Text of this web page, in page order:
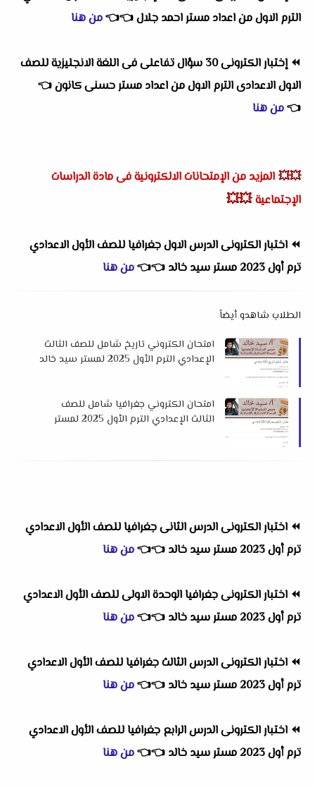
الترم الاولمن اعداد مستر احمد جلال👈
👈من هنا
⏪
إختبار الكترونى 30 سؤال تفاعلى فى اللغة الانجليزية للصف
الاول الاعدادى الترم الاولمن اعداد مستر حسنى كانون👈
👈من هنا
💥💥 المزيد من الإمتحانات الالكترونية فى مادة الدراسات
الإجتماعية 💥💥
⏪ اختبار الكترونى الدرس الاول جغرافيا للصف الأول الاعدادي
ترم أول 2023 مستر سيد خالد
👈
👈من هنا
الطلاب شاهدو أيضاً
امتحان الكتروني تاريخ شامل للصف الثالث
الإعدادي الترم الأول 2025 لمستر سيد خالد
امتحان الكتروني جغرافيا شامل للصف
الثالث الإعدادي الترم الأول 2025 لمستر
⏪ اختبار الكترونى الدرس الثانى جغرافيا للصف الأول الاعدادي
ترم أول 2023 مستر سيد خالد
👈
👈من هنا
⏪ اختبار الكترونى جغرافيا الوحدة الاولى للصف الأول الاعدادي
ترم أول 2023 مستر سيد خالد
👈
👈من هنا
⏪ اختبار الكترونى الدرس الثالث جغرافيا للصف الأول الاعدادي
ترم أول 2023 مستر سيد خالد
👈
👈من هنا
⏪ اختبار الكترونى الدرس الرابع جغرافيا للصف الأول الاعدادي
ترم أول 2023 مستر سيد خالد
👈
👈من هنا